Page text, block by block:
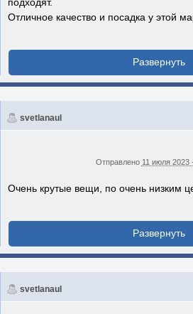
подходят.
Отличное качество и посадка у этой
svetlanaul
Отправлено 11 июля 2023
Очень крутые вещи, по очень низким
svetlanaul